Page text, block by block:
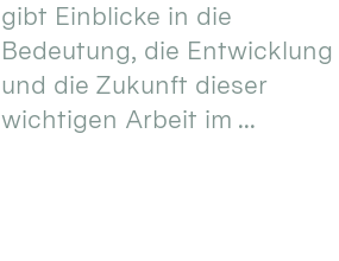
gibt Einblicke in die
Bedeutung, die Entwicklung
und die Zukunft dieser
wichtigen Arbeit im ...